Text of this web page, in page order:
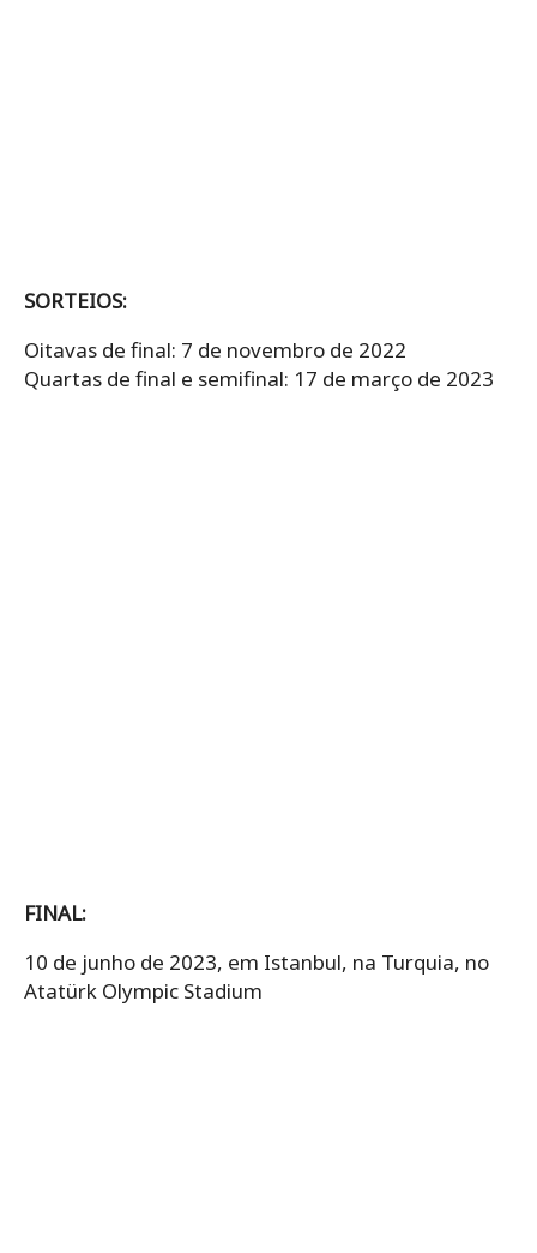
SORTEIOS:
Oitavas de final: 7 de novembro de 2022
Quartas de final e semifinal: 17 de março de 2023
FINAL:
10 de junho de 2023, em Istanbul, na Turquia, no
Atatürk Olympic Stadium